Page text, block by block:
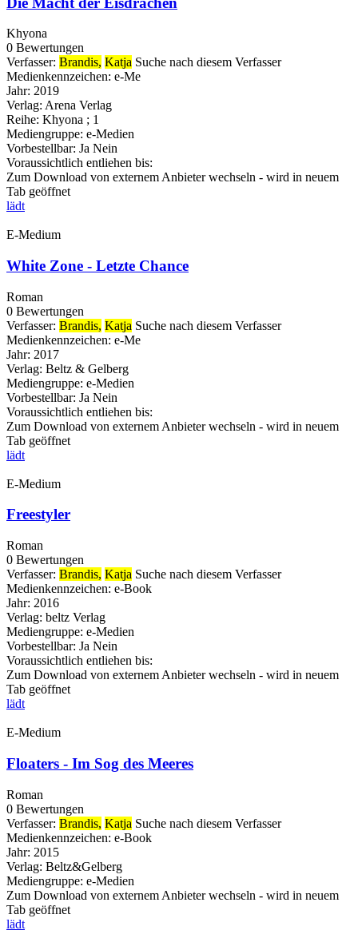
Khyona
0 Bewertungen
Verfasser: Brandis, Katja Suche nach diesem Verfasser
Medienkennzeichen: e-Me
Jahr: 2019
Verlag: Arena Verlag
Reihe: Khyona ; 1
Mediengruppe: e-Medien
Vorbestellbar: Ja Nein
Voraussichtlich entliehen bis:
Zum Download von externem Anbieter wechseln - wird in neuem
Tab geöffnet
lädt
E-Medium
White Zone - Letzte Chance
Roman
0 Bewertungen
Verfasser: Brandis, Katja Suche nach diesem Verfasser
Medienkennzeichen: e-Me
Jahr: 2017
Verlag: Beltz & Gelberg
Mediengruppe: e-Medien
Vorbestellbar: Ja Nein
Voraussichtlich entliehen bis:
Zum Download von externem Anbieter wechseln - wird in neuem
Tab geöffnet
lädt
E-Medium
Freestyler
Roman
0 Bewertungen
Verfasser: Brandis, Katja Suche nach diesem Verfasser
Medienkennzeichen: e-Book
Jahr: 2016
Verlag: beltz Verlag
Mediengruppe: e-Medien
Vorbestellbar: Ja Nein
Voraussichtlich entliehen bis:
Zum Download von externem Anbieter wechseln - wird in neuem
Tab geöffnet
lädt
E-Medium
Floaters - Im Sog des Meeres
Roman
0 Bewertungen
Verfasser: Brandis, Katja Suche nach diesem Verfasser
Medienkennzeichen: e-Book
Jahr: 2015
Verlag: Beltz&Gelberg
Mediengruppe: e-Medien
Zum Download von externem Anbieter wechseln - wird in neuem
Tab geöffnet
lädt